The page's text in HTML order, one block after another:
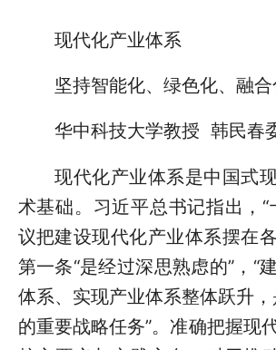
现代化产业体系
坚持智能化、绿色化、融合
华中科技大学教授 韩民春
现代化产业体系是中国式现
术基础。习近平总书记指出，“
议把建设现代化产业体系摆在
第一条“是经过深思熟虑的”，“
体系、实现产业体系整体跃升，
的重要战略任务”。准确把握现